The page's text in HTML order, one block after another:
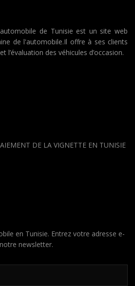
de Tunisie est un site web
de l'automobile.Il offre à ses clients
l’évaluation des véhicules d’occasion.
DE LA VIGNETTE EN TUNISIE
en Tunisie. Entrez votre adresse e-
newsletter.